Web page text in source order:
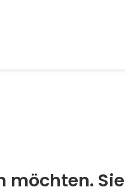
möchten. Sie